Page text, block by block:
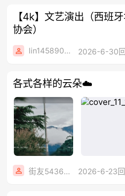
【4k】文艺演出（西班
协会）
lin14589077 2026-6-30
各式各样的云朵☁️
街友54369822 2026-6-23